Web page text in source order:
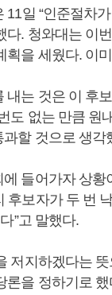
11일 “인준절차
다. 청와대는 이
획을 세웠다. 이
내는 것은 이 후
도 없는 만큼 원
할 것으로 생각
들어가자 상
후보자가 두 번
”고 말했다.
저지하겠다는
론을 정하기로 했